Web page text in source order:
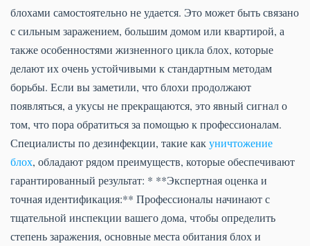
блохами самостоятельно не удается. Это может быть связано
с сильным заражением, большим домом или квартирой, а
также особенностями жизненного цикла блох, которые
делают их очень устойчивыми к стандартным методам
борьбы. Если вы заметили, что блохи продолжают
появляться, а укусы не прекращаются, это явный сигнал о
том, что пора обратиться за помощью к профессионалам.
Специалисты по дезинфекции, такие какуничтожение
блох, обладают рядом преимуществ, которые обеспечивают
гарантированный результат: * **Экспертная оценка и
точная идентификация:** Профессионалы начинают с
тщательной инспекции вашего дома, чтобы определить
степень заражения, основные места обитания блох и